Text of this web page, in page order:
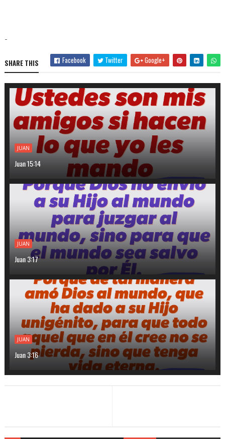
-
SHARE THIS Facebook Twitter Google+
JUAN
Juan 15:14
JUAN
Juan 3:17
JUAN
Juan 3:16